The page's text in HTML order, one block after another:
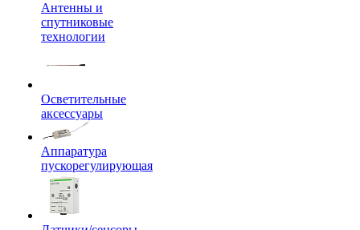
Антенны и
спутниковые
технологии
Осветительные
аксессуары
Аппаратура
пускорегулирующая